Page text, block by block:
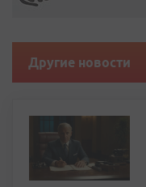
Другие новости